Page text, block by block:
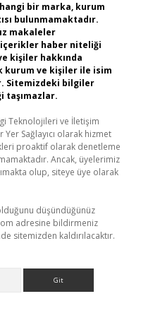
bir marka, kurum
bulunmamaktadır.
makaleler
içerikler haber niteliği
kişiler hakkında
kurum ve kişiler ile isim
Sitemizdeki bilgiler
taşımazlar.
Teknolojileri ve İletişim
Sağlayıcı olarak hizmet
proaktif olarak denetleme
Ancak, üyelerimiz
olup, siteye üye olarak
düşündüğünüz
adresine bildirmeniz
sitemizden kaldırılacaktır.